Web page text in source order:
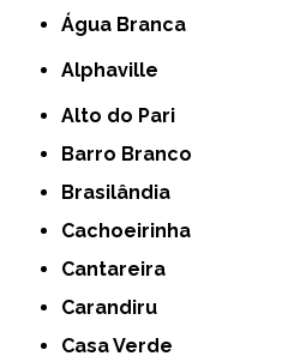
Água Branca
Alphaville
Alto do Pari
Barro Branco
Brasilândia
Cachoeirinha
Cantareira
Carandiru
Casa Verde